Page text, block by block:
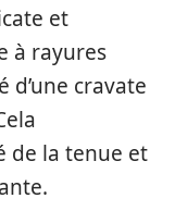
et
à rayures
cravate
de la tenue et